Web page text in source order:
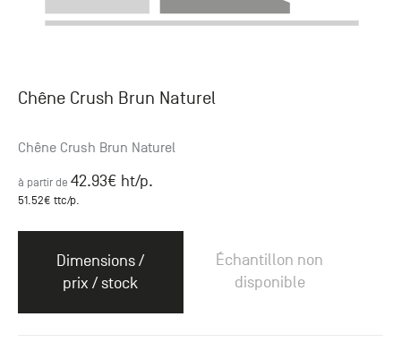
Chêne Crush Brun Naturel
Chêne Crush Brun Naturel
à partir de 42.93€ ht/p.
51.52€ ttc/p.
Dimensions /
prix / stock
Échantillon non
disponible